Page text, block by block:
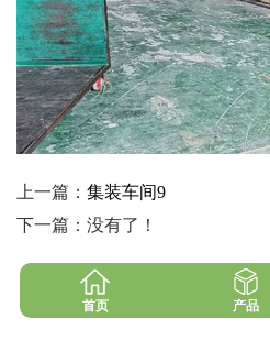
上一篇： 集装车间9
下一篇：没有了！
首页 产品